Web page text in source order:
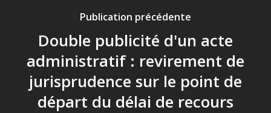
Publication précédente
Double publicité d'un acte
administratif : revirement de
jurisprudence sur le point de
départ du délai de recours